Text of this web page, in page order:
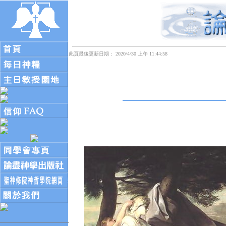
此頁最後更新日期： 2020/4/30 上午 11:44:58